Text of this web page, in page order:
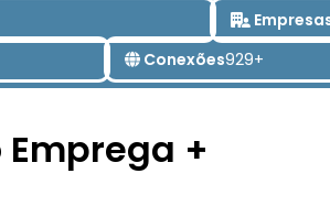
Conexões929+
Emprega +